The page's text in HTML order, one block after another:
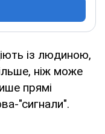
із людиною,
ніж може
прямі
"сигнали".